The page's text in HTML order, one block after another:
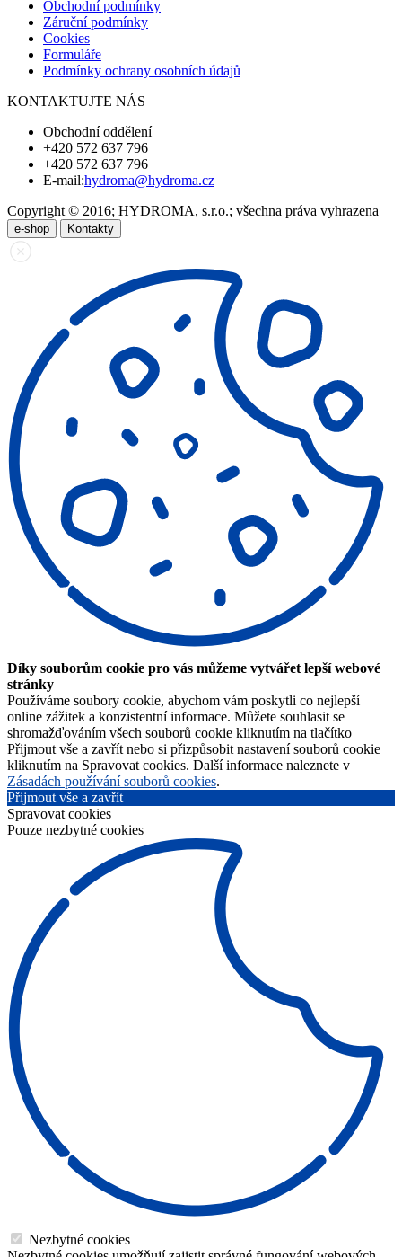
Obchodní podmínky
Záruční podmínky
Cookies
Formuláře
Podmínky ochrany osobních údajů
KONTAKTUJTE NÁS
Obchodní oddělení
+420 572 637 796
+420 572 637 796
E-mail:hydroma@hydroma.cz
Copyright © 2016; HYDROMA, s.r.o.; všechna práva vyhrazena
e-shop Kontakty
Díky souborům cookie pro vás můžeme vytvářet lepší webové
stránky
Používáme soubory cookie, abychom vám poskytli co nejlepší
online zážitek a konzistentní informace. Můžete souhlasit se
shromažďováním všech souborů cookie kliknutím na tlačítko
Přijmout vše a zavřít nebo si přizpůsobit nastavení souborů cookie
kliknutím na Spravovat cookies. Další informace naleznete v
Zásadách používání souborů cookies.
Přijmout vše a zavřít
Spravovat cookies
Pouze nezbytné cookies
Nezbytné cookies